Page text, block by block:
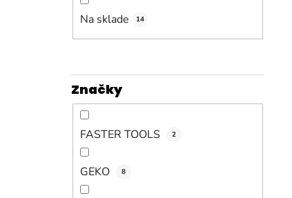
Na sklade 14
Značky
FASTER TOOLS 2
GEKO 8